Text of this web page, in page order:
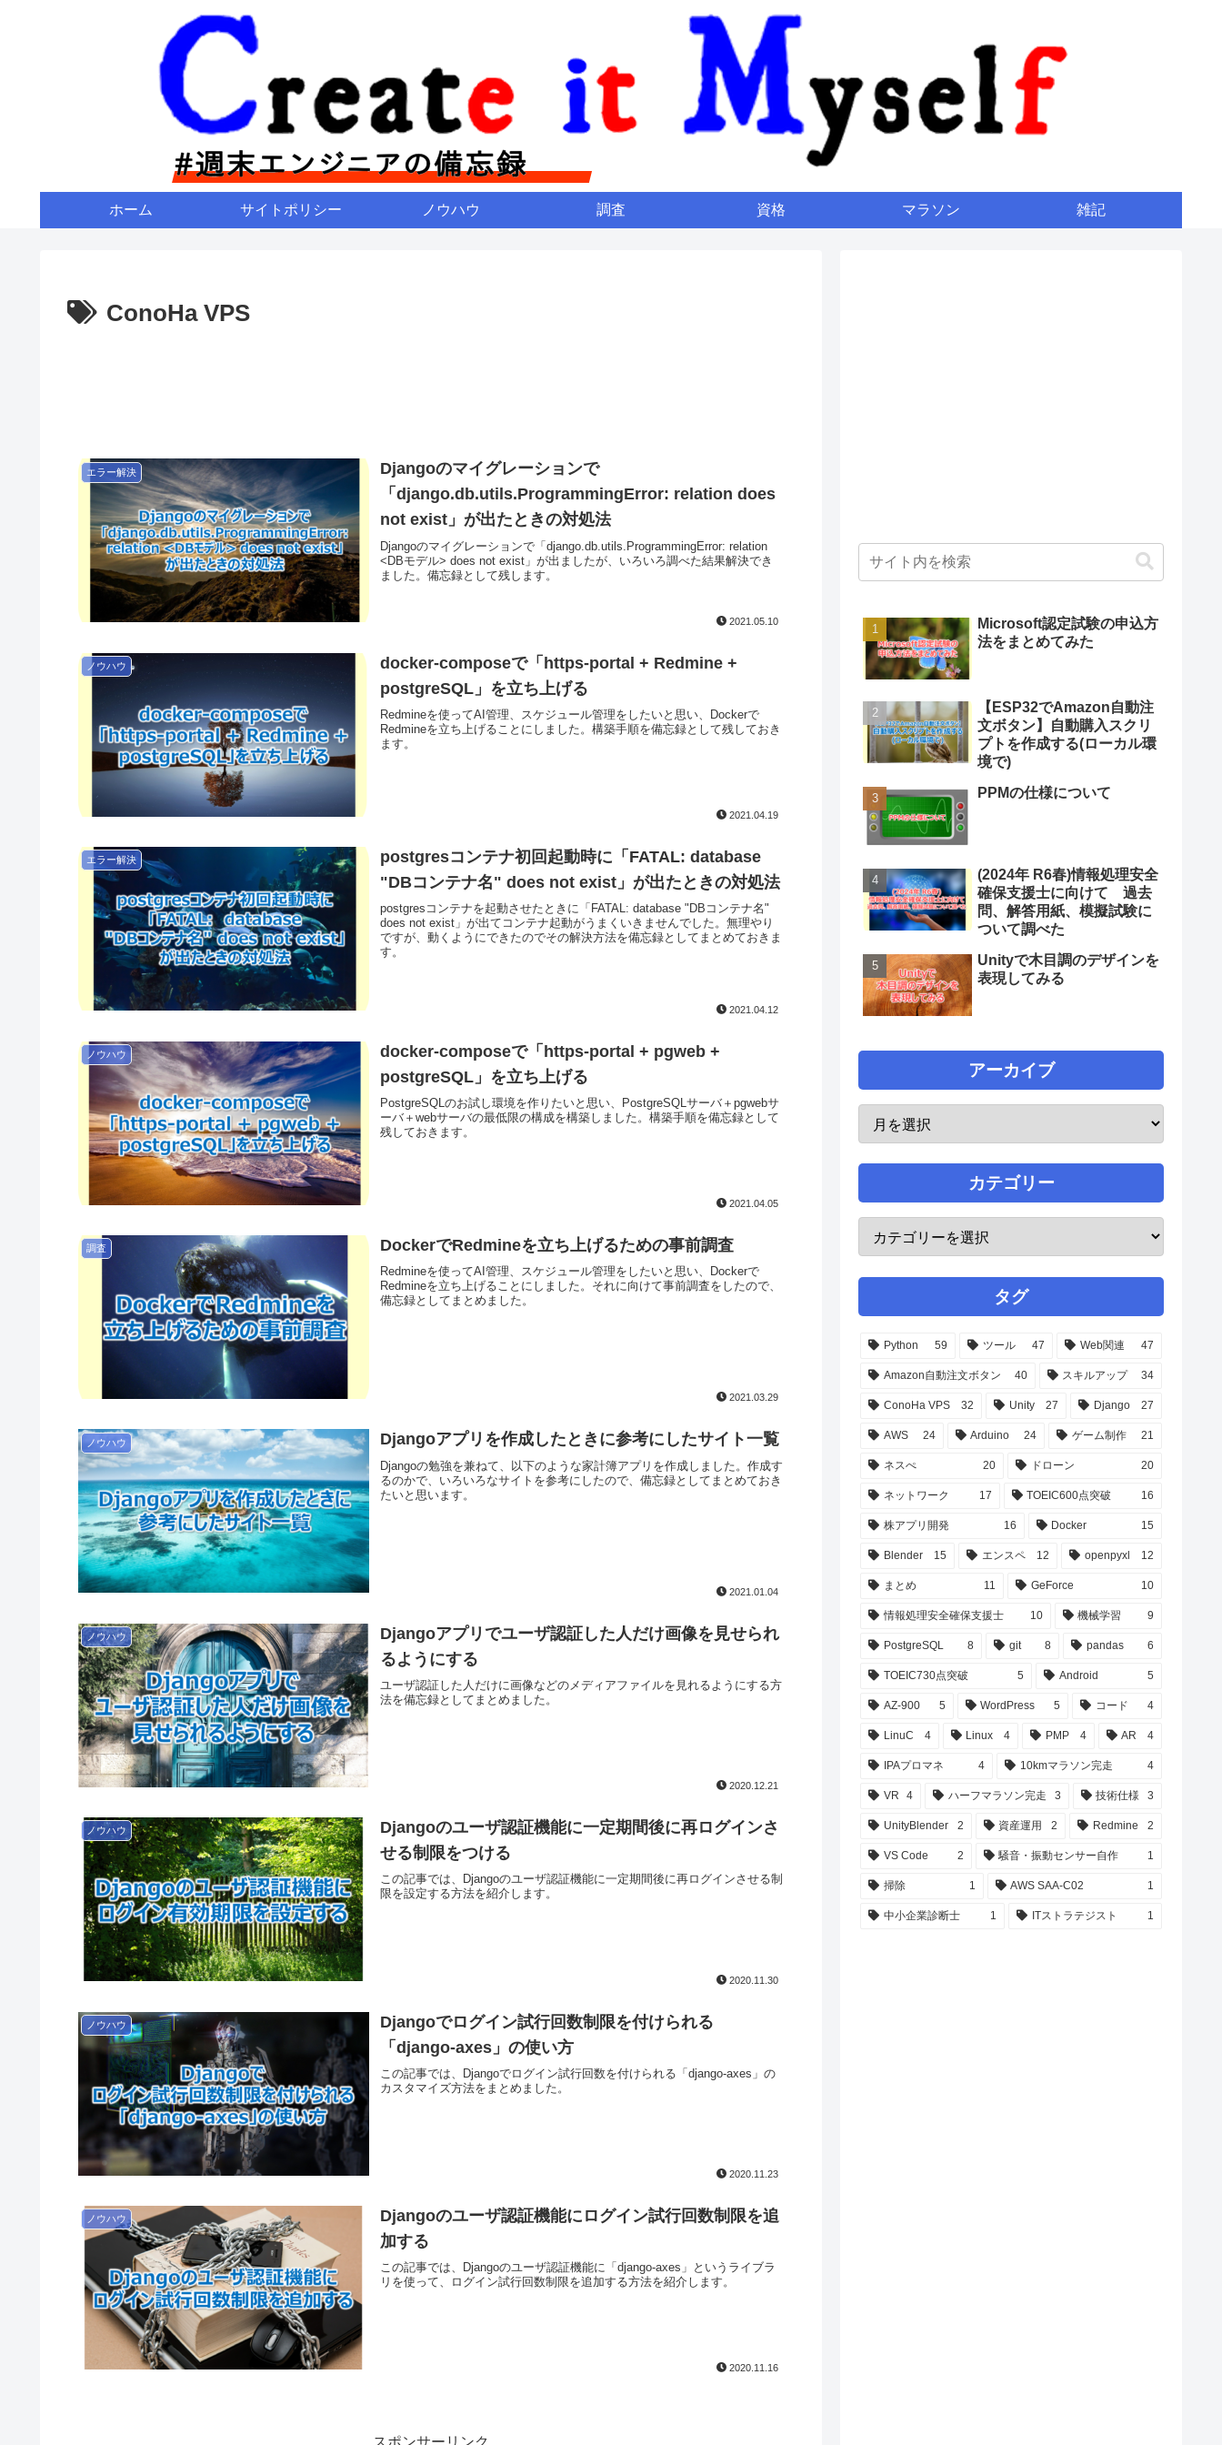
ホーム サイトポリシー ノウハウ 調査 資格 マラソン 雑記
ConoHa VPS
エラー解決
Djangoのマイグレーションで
「django.db.utils.ProgrammingError: relationdoes
not exist」が出たときの対処法
Djangoのマイグレーションで「django.db.utils.ProgrammingError: relation
<DBモデル> does not exist」が出ましたが、いろいろ調べた結果解決でき
ました。備忘録として残します。
2021.05.10
ノウハウ
docker-composeで「https-portal + Redmine +
postgreSQL」を立ち上げる
Redmineを使ってAI管理、スケジュール管理をしたいと思い、Dockerで
Redmineを立ち上げることにしました。構築手順を備忘録として残しておき
ます。
2021.04.19
エラー解決
postgresコンテナ初回起動時に「FATAL: database
"DBコンテナ名" does not exist」が出たときの対処法
postgresコンテナを起動させたときに「FATAL: database "DBコンテナ名"
does not exist」が出てコンテナ起動がうまくいきませんでした。無理やり
ですが、動くようにできたのでその解決方法を備忘録としてまとめておきま
す。
2021.04.12
ノウハウ
docker-composeで「https-portal + pgweb +
postgreSQL」を立ち上げる
PostgreSQLのお試し環境を作りたいと思い、PostgreSQLサーバ＋pgwebサ
ーバ＋webサーバの最低限の構成を構築しました。構築手順を備忘録として
残しておきます。
2021.04.05
調査 DockerでRedmineを立ち上げるための事前調査
Redmineを使ってAI管理、スケジュール管理をしたいと思い、Dockerで
Redmineを立ち上げることにしました。それに向けて事前調査をしたので、
備忘録としてまとめました。
2021.03.29
ノウハウ Djangoアプリを作成したときに参考にしたサイト一覧
Djangoの勉強を兼ねて、以下のような家計簿アプリを作成しました。作成す
るのかで、いろいろなサイトを参考にしたので、備忘録としてまとめておき
たいと思います。
2021.01.04
ノウハウ
Djangoアプリでユーザ認証した人だけ画像を見せられ
るようにする
ユーザ認証した人だけに画像などのメディアファイルを見れるようにする方
法を備忘録としてまとめました。
2020.12.21
ノウハウ
Djangoのユーザ認証機能に一定期間後に再ログインさ
せる制限をつける
この記事では、Djangoのユーザ認証機能に一定期間後に再ログインさせる制
限を設定する方法を紹介します。
2020.11.30
ノウハウ
Djangoでログイン試行回数制限を付けられる
「django-axes」の使い方
この記事では、Djangoでログイン試行回数を付けられる「django-axes」の
カスタマイズ方法をまとめました。
2020.11.23
ノウハウ
Djangoのユーザ認証機能にログイン試行回数制限を追
加する
この記事では、Djangoのユーザ認証機能に「django-axes」というライブラ
リを使って、ログイン試行回数制限を追加する方法を紹介します。
2020.11.16
Microsoft認定試験の申込方
法をまとめてみた
【ESP32でAmazon自動注
文ボタン】自動購入スクリ
プトを作成する(ローカル環
境で)
PPMの仕様について
(2024年 R6春)情報処理安全
確保支援士に向けて 過去
問、解答用紙、模擬試験に
ついて調べた
Unityで木目調のデザインを
表現してみる
アーカイブ
カテゴリー
タグ
Python 59 ツール 47 Web関連 47
Amazon自動注文ボタン 40 スキルアップ 34
ConoHa VPS 32 Unity 27 Django 27
AWS 24 Arduino 24 ゲーム制作 21
ネスぺ 20 ドローン 20
ネットワーク 17 TOEIC600点突破 16
株アプリ開発 16 Docker 15
Blender 15 エンスペ 12 openpyxl 12
まとめ 11 GeForce 10
情報処理安全確保支援士 10 機械学習 9
PostgreSQL 8 git 8 pandas 6
TOEIC730点突破 5 Android 5
AZ-900 5 WordPress 5 コード 4
LinuC 4 Linux 4 PMP 4 AR 4
IPAプロマネ 4 10kmマラソン完走 4
VR 4 ハーフマラソン完走 3 技術仕様 3
UnityBlender 2 資産運用 2 Redmine 2
VS Code 2 騒音・振動センサー自作 1
掃除 1 AWS SAA-C02 1
中小企業診断士 1 ITストラテジスト 1